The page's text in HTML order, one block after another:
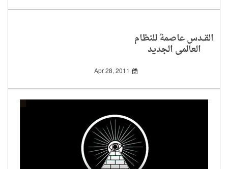
القــدس عاصمةً للنظام
العالمي الجديد
Apr 28, 2011